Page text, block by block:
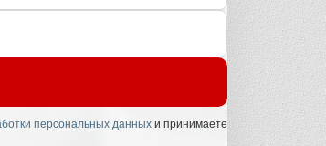
персональных данныхи принимаете